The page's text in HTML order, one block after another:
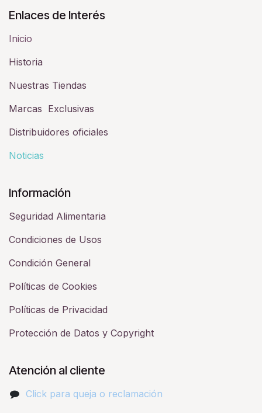
Enlaces de Interés
Inicio
Historia​
Nuestras Tiendas
Marcas Exclusivas
Distribuidores oficiales
Noticias
Información
Seguridad Alimentaria
Condiciones de Usos
Condición General
Políticas de Cookies
Políticas de Privacidad
Protección de Datos y Copyright
Atención al cliente
Click para queja o reclamación​